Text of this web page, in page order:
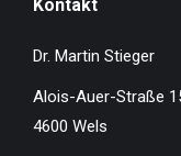
Kontakt
Dr. Martin Stieger
Alois-Auer-Straße
4600 Wels